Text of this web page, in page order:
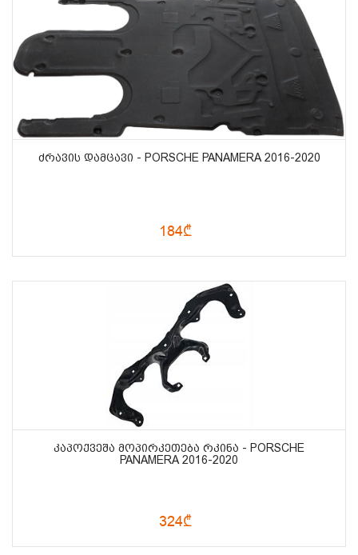
ᲫᲠᲐᲕᲘᲡ ᲓᲐᲛᲪᲐᲕᲘ - PORSCHE PANAMERA 2016-2020
184₾
ᲙᲐᲞᲝᲥᲕᲔᲨᲐ ᲛᲝᲞᲘᲠᲙᲔᲗᲔᲑᲐ ᲠᲙᲘᲜᲐ - PORSCHE
PANAMERA 2016-2020
324₾